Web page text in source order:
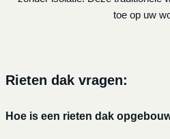
toe op uw
Rieten dak vragen:
Hoe is een rieten dak